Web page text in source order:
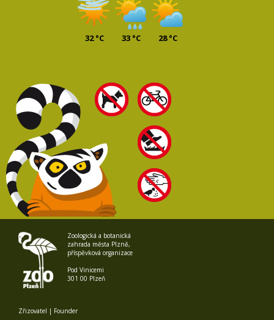
32 °C 33 °C 28 °C
Zoologická a botanická
zahrada města Plzně,
příspěvková organizace
Pod Vinicemi
301 00 Plzeň
Zřizovatel | Founder